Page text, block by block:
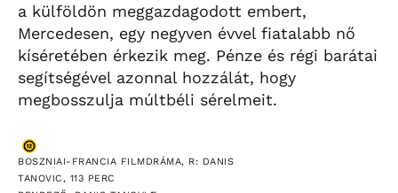
a külföldön meggazdagodott embert,
Mercedesen, egy negyven évvel fiatalabb nő
kíséretében érkezik meg. Pénze és régi barátai
segítségével azonnal hozzálát, hogy
megbosszulja múltbéli sérelmeit.
BOSZNIAI-FRANCIA FILMDRÁMA, R: DANIS
TANOVIC, 113 PERC